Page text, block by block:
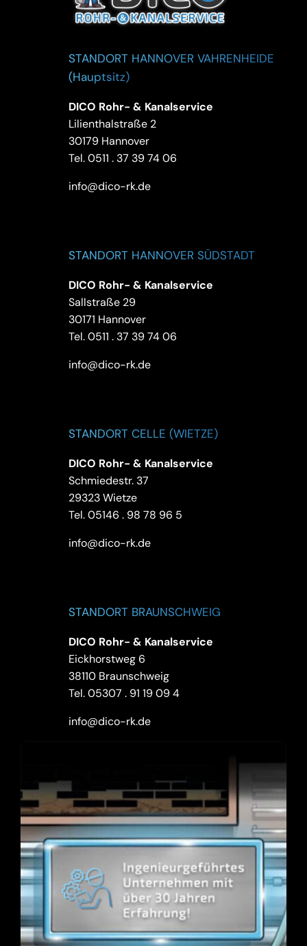
STANDORT HANNOVER VAHRENHEIDE
(Hauptsitz)
DICO Rohr- & Kanalservice
Lilienthalstraße 2
30179 Hannover
Tel.0511 . 37 39 74 06
info@dico-rk.de
STANDORT HANNOVER SÜDSTADT
DICO Rohr- & Kanalservice
Sallstraße 29
30171 Hannover
Tel.0511 . 37 39 74 06
info@dico-rk.de
STANDORT CELLE (WIETZE)
DICO Rohr- & Kanalservice
Schmiedestr. 37
29323 Wietze
Tel.05146 . 98 78 96 5
info@dico-rk.de
STANDORT BRAUNSCHWEIG
DICO Rohr- & Kanalservice
Eickhorstweg 6
38110 Braunschweig
Tel.05307 . 91 19 09 4
info@dico-rk.de